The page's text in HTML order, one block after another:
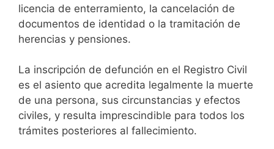
licencia de enterramiento, la cancelación de
documentos de identidad o la tramitación de
herencias y pensiones.
La inscripción de defunción en el Registro Civil
es el asiento que acredita legalmente la muerte
de una persona, sus circunstancias y efectos
civiles, y resulta imprescindible para todos los
trámites posteriores al fallecimiento.